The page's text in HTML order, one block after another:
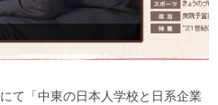
て「中東の日本人学校と日系企業